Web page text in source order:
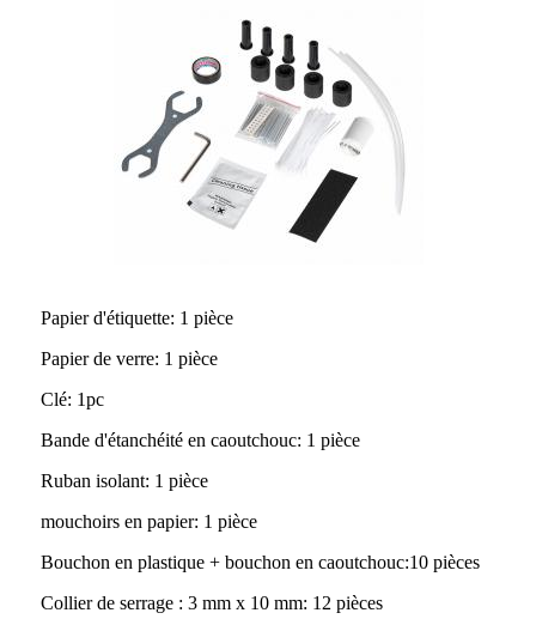
Papier d'étiquette: 1 pièce
Papier de verre: 1 pièce
Clé: 1pc
Bande d'étanchéité en caoutchouc: 1 pièce
Ruban isolant: 1 pièce
mouchoirs en papier: 1 pièce
Bouchon en plastique + bouchon en caoutchouc:10 pièces
Collier de serrage : 3 mm x 10 mm: 12 pièces